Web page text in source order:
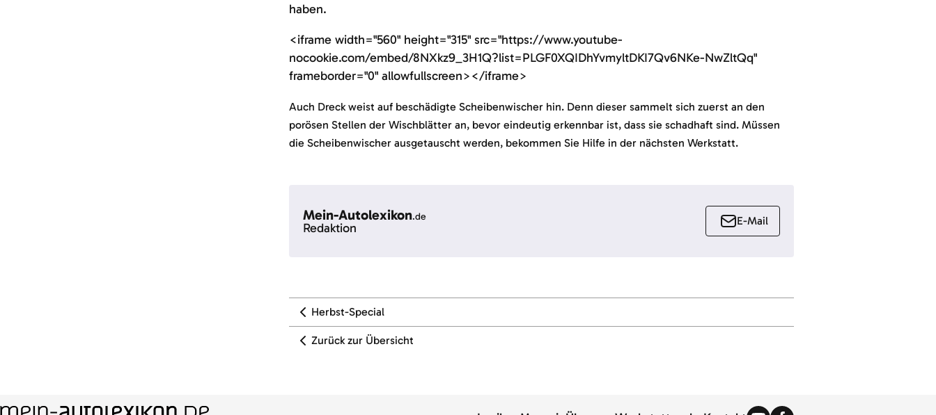
haben.
<iframe width="560" height="315" src="https://www.youtube-
nocookie.com/embed/8NXkz9_3H1Q?list=PLGF0XQIDhYvmyltDKI7Qv6NKe-NwZltQq"
frameborder="0" allowfullscreen></iframe>
Auch Dreck weist auf beschädigte Scheibenwischer hin. Denn dieser sammelt sich zuerst an den
porösen Stellen der Wischblätter an, bevor eindeutig erkennbar ist, dass sie schadhaft sind. Müssen
die Scheibenwischer ausgetauscht werden, bekommen Sie Hilfe in der nächsten Werkstatt.
Mein-Autolexikon.de
Redaktion E-Mail
Herbst-Special
Zurück zur Übersicht